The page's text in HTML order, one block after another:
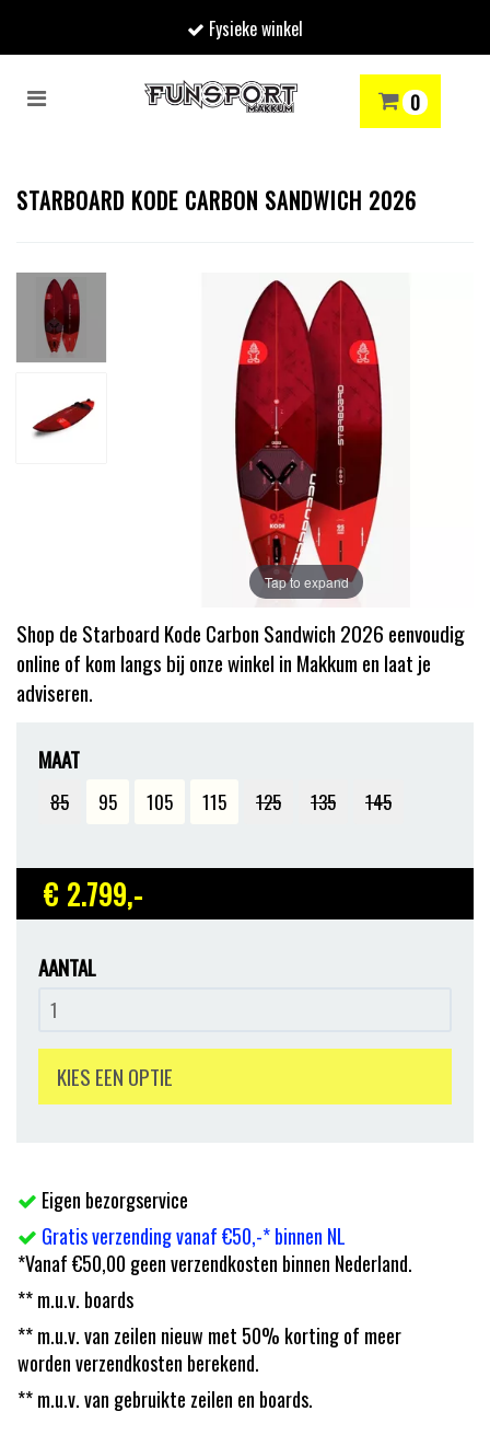
Fysieke winkel
Toggle
0
Vul hem met producten.
SKIËN WINTERSPORTSHOP
STARBOARD KODE CARBON SANDWICH 2026
Tap to expand
Shop de Starboard Kode Carbon Sandwich 2026 eenvoudig
online of kom langs bij onze winkel in Makkum en laat je
adviseren.
MAAT
85 95 105 115 125 135 145
€ 2.799,-
AANTAL
KIES EEN OPTIE
Eigen bezorgservice
Gratis verzending vanaf €50,-* binnen NL
*Vanaf €50,00 geen verzendkosten binnen Nederland.
** m.u.v. boards
** m.u.v. van zeilen nieuw met 50% korting of meer
worden verzendkosten berekend.
** m.u.v. van gebruikte zeilen en boards.